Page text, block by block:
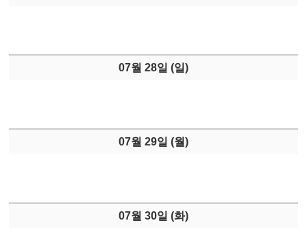
07월 28일 (일)
07월 29일 (월)
07월 30일 (화)